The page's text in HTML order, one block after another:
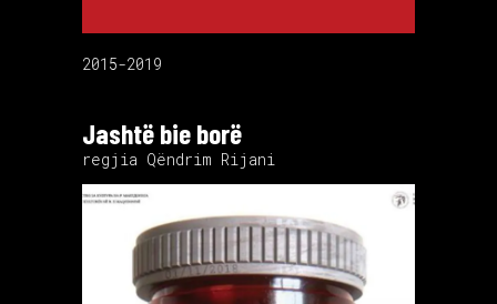
2015-2019
Jashtë bie borë
regjia Qëndrim Rijani